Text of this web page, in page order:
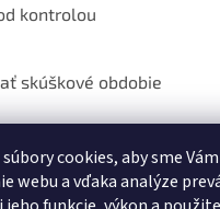
cookies, aby sme
webu a vďaka analýze
kontrolou
skúškové obdobie
u detí – ako môžu pomôcť